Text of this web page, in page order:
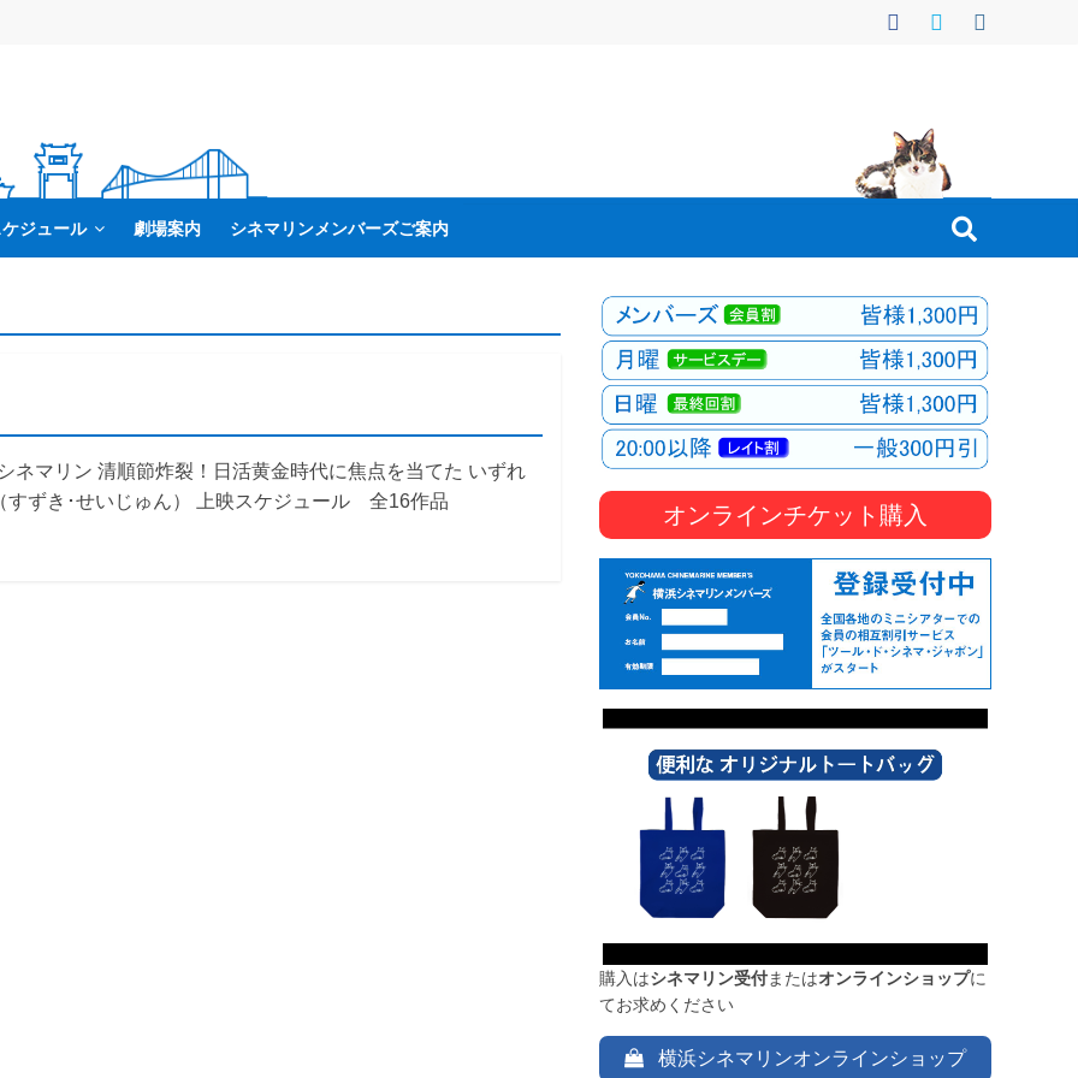
ジュール 劇場案内 シネマリンメンバーズご案内
マリン 清順節炸裂！日活黄金時代に焦点を当てた いずれ
ずき･せいじゅん） 上映スケジュール 全16作品
オンラインチケット購入
購入はシネマリン受付またはオンラインショップに
てお求めください
横浜シネマリンオンラインショップ